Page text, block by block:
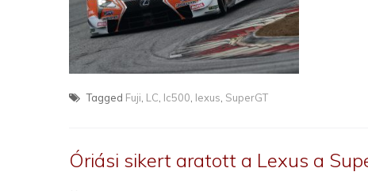
Tagged Fuji, LC, lc500, lexus, SuperGT
Óriási sikert aratott a Lexus a